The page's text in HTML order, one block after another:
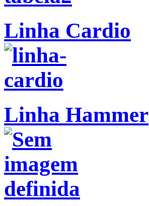
Linha Cardio
Linha Hammer